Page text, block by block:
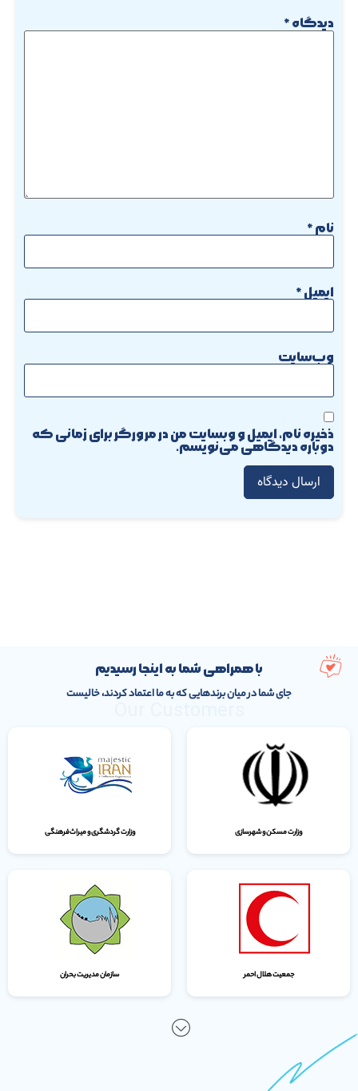
دیدگاه*
نام*
ایمیل*
وب‌سایت
ذخیره نام، ایمیل و وبسایت من در مرورگر برای زمانی که
دوباره دیدگاهی می‌نویسم.
با همراهی شما به اینجا رسیدیم
جای شما در میان برندهایی که به ما اعتماد کردند، خالیست
وزارت مسکن و شهرسازی وزارت گردشگری و میراث‌فرهنگی
جمعیت هلال احمر سازمان مدیریت بحران